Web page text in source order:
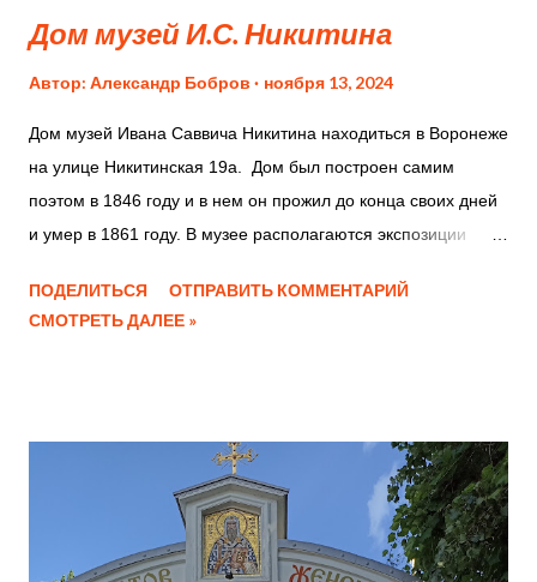
Дом музей И.С. Никитина
Автор: Александр Бобров ноября 13, 2024
Дом музей Ивана Саввича Никитина находиться в Воронеже
на улице Никитинская 19а. Дом был построен самим
поэтом в 1846 году и в нем он прожил до конца своих дней
и умер в 1861 году. В музее располагаются экспозиции
документы того времени. Недостатки Вход на территорию
внутреннего двора музея открыт, но если зайти, то выходят
Дом музей И.С. Никитина Дом музей И.С. Никитина Дом
музей И.С. Никитина Дом музей И.С. Никитина Дом музей
И.С. Никитина Дом музей И.С. Никитина Дом музей И.С.
Никитина Дом музей И.С. Никитина Дом музей И.С.
ПОДЕЛИТЬСЯ
ОТПРАВИТЬ КОММЕНТАРИЙ
СМОТРЕТЬ ДАЛЕЕ »